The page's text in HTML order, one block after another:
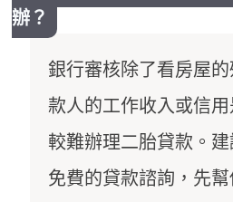
辦？
銀行審核除了看房屋
款人的工作收入或信
較難辦理二胎貸款。
免費的貸款諮詢，先